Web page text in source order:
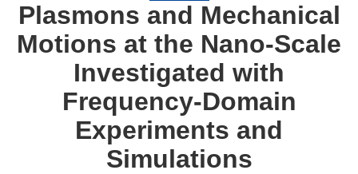
Plasmons and Mechanical
Motions at the Nano-Scale
Investigated with
Frequency-Domain
Experiments and
Simulations